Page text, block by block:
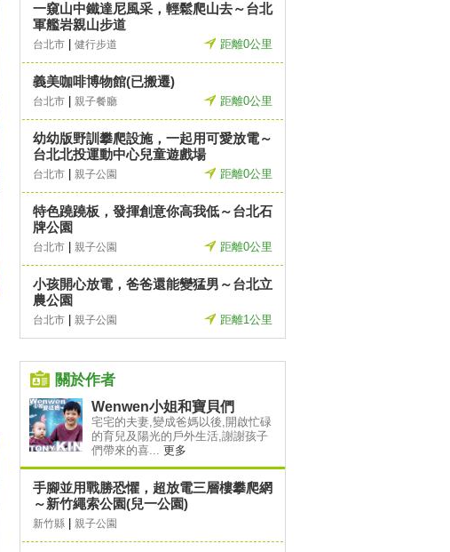
一窺山中鐵達尼風采，輕鬆爬山去～台北
軍艦岩親山步道
台北市 健行步道 距離0公里
義美咖啡博物館(已搬遷)
台北市 親子餐廳 距離0公里
幼幼版野訓攀爬設施，一起用可愛放電～
台北北投運動中心兒童遊戲場
台北市 親子公園 距離0公里
特色蹺蹺板，發揮創意你高我低～台北石
牌公園
台北市 親子公園 距離0公里
小孩開心放電，爸爸還能變猛男～台北立
農公園
台北市 親子公園 距離1公里
關於作者
Wenwen小姐和寶貝們
宅宅的夫妻,變成爸媽以後,開啟忙碌
的育兒及陽光的戶外生活,謝謝孩子
們帶來的喜... 更多
​​​手腳並用戰勝恐懼，超放電三層樓攀爬網
～新竹繩索公園(兒一公園)
新竹縣 親子公園